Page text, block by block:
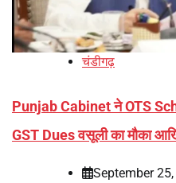
चंडीगढ़
Punjab Cabinet ने OTS
GST Dues वसूली का मौका
September